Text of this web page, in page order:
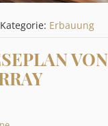
Kategorie: Erbauung
VON